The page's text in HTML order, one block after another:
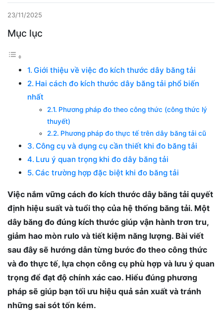
23/11/2025
Mục lục
Giới thiệu về việc đo kích thước dây băng tải
Hai cách đo kích thước dây băng tải phổ biến
nhất
Phương pháp đo theo công thức (công thức lý
thuyết)
Phương pháp đo thực tế trên dây băng tải cũ
Công cụ và dụng cụ cần thiết khi đo băng tải
Lưu ý quan trọng khi đo dây băng tải
Các trường hợp đặc biệt khi đo băng tải
Việc nắm vững cách đo kích thước dây băng tải quyết
định hiệu suất và tuổi thọ của hệ thống băng tải. Một
dây băng đo đúng kích thước giúp vận hành trơn tru,
giảm hao mòn rulo và tiết kiệm năng lượng. Bài viết
sau đây sẽ hướng dẫn từng bước đo theo công thức
và đo thực tế, lựa chọn công cụ phù hợp và lưu ý quan
trọng để đạt độ chính xác cao. Hiểu đúng phương
pháp sẽ giúp bạn tối ưu hiệu quả sản xuất và tránh
những sai sót tốn kém.